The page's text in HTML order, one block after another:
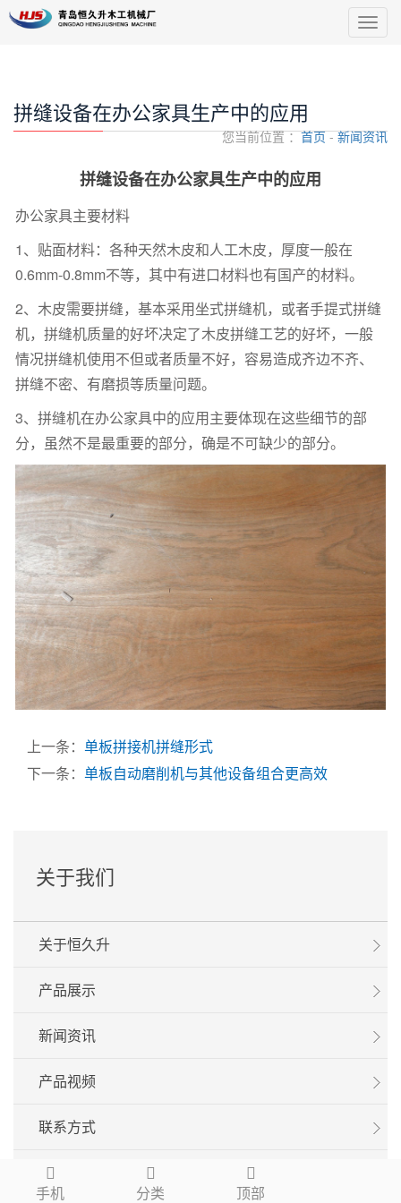
导
航
拼缝设备在办公家具生产中的应用
您当前位置 ：首页-新闻资讯
拼缝设备在办公家具生产中的应用
办公家具主要材料
1、贴面材料：各种天然木皮和人工木皮，厚度一般在
0.6mm-0.8mm不等，其中有进口材料也有国产的材料。
2、木皮需要拼缝，基本采用坐式拼缝机，或者手提式拼缝
机，拼缝机质量的好坏决定了木皮拼缝工艺的好坏，一般
情况拼缝机使用不但或者质量不好，容易造成齐边不齐、
拼缝不密、有磨损等质量问题。
3、拼缝机在办公家具中的应用主要体现在这些细节的部
分，虽然不是最重要的部分，确是不可缺少的部分。
上一条： 单板拼接机拼缝形式
下一条： 单板自动磨削机与其他设备组合更高效
关于我们
关于恒久升
产品展示
新闻资讯
产品视频
联系方式
手机 分类 顶部